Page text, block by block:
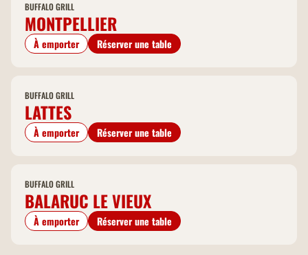
BUFFALO GRILL
MONTPELLIER
À emporter Réserver une table
BUFFALO GRILL
LATTES
À emporter Réserver une table
BUFFALO GRILL
BALARUC LE VIEUX
À emporter Réserver une table